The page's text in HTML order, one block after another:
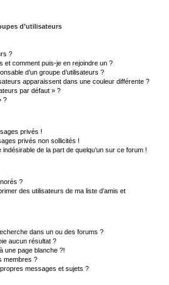
d’utilisateurs
?
et comment puis-je en rejoindre un ?
d’un groupe d’utilisateurs ?
apparaissent dans une couleur différente ?
par défaut » ?
?
privés !
privés non sollicités !
de la part de quelqu’un sur ce forum !
?
des utilisateurs de ma liste d’amis et
dans un ou des forums ?
aucun résultat ?
une page blanche ?!
membres ?
messages et sujets ?